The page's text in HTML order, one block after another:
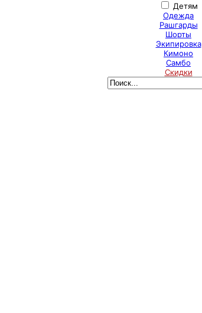
Детям
Одежда
Рашгарды
Шорты
Экипировка
Кимоно
Самбо
Скидки